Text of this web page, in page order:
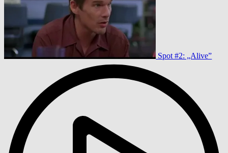
Spot #2: „Alive”